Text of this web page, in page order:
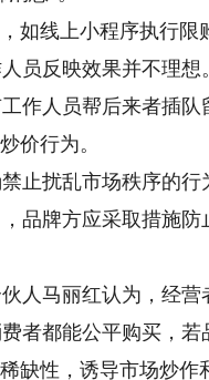
线上小程序执行限
员反映效果并不理想
人员帮后来者插队
价行为。
扰乱市场秩序的行
品牌方应采取措施防
马丽红认为，经营
者都能公平购买，若
缺性，诱导市场炒